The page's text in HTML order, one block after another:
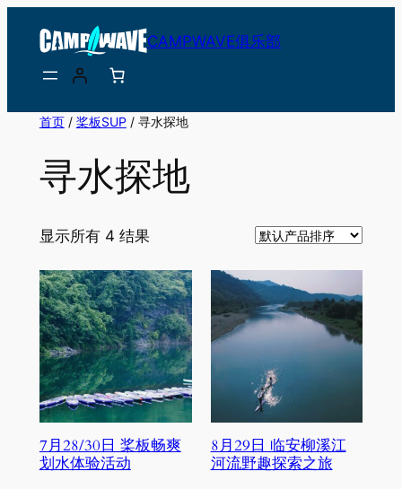
CAMPWAVE俱乐部
首页/ 桨板SUP / 寻水探地
寻水探地
显示所有 4 结果
7月28/30日 桨板畅爽
划水体验活动
8月29日 临安柳溪江
河流野趣探索之旅